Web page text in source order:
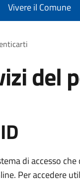
Vivere il Comune
di accesso
Per accedere